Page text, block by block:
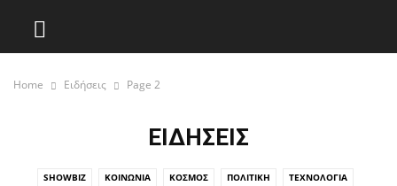
Home Ειδήσεις Page 2
ΕΙΔΉΣΕΙΣ
SHOWBIZ ΚΟΙΝΩΝΊΑ ΚΌΣΜΟΣ ΠΟΛΙΤΙΚΉ ΤΕΧΝΟΛΟΓΊΑ